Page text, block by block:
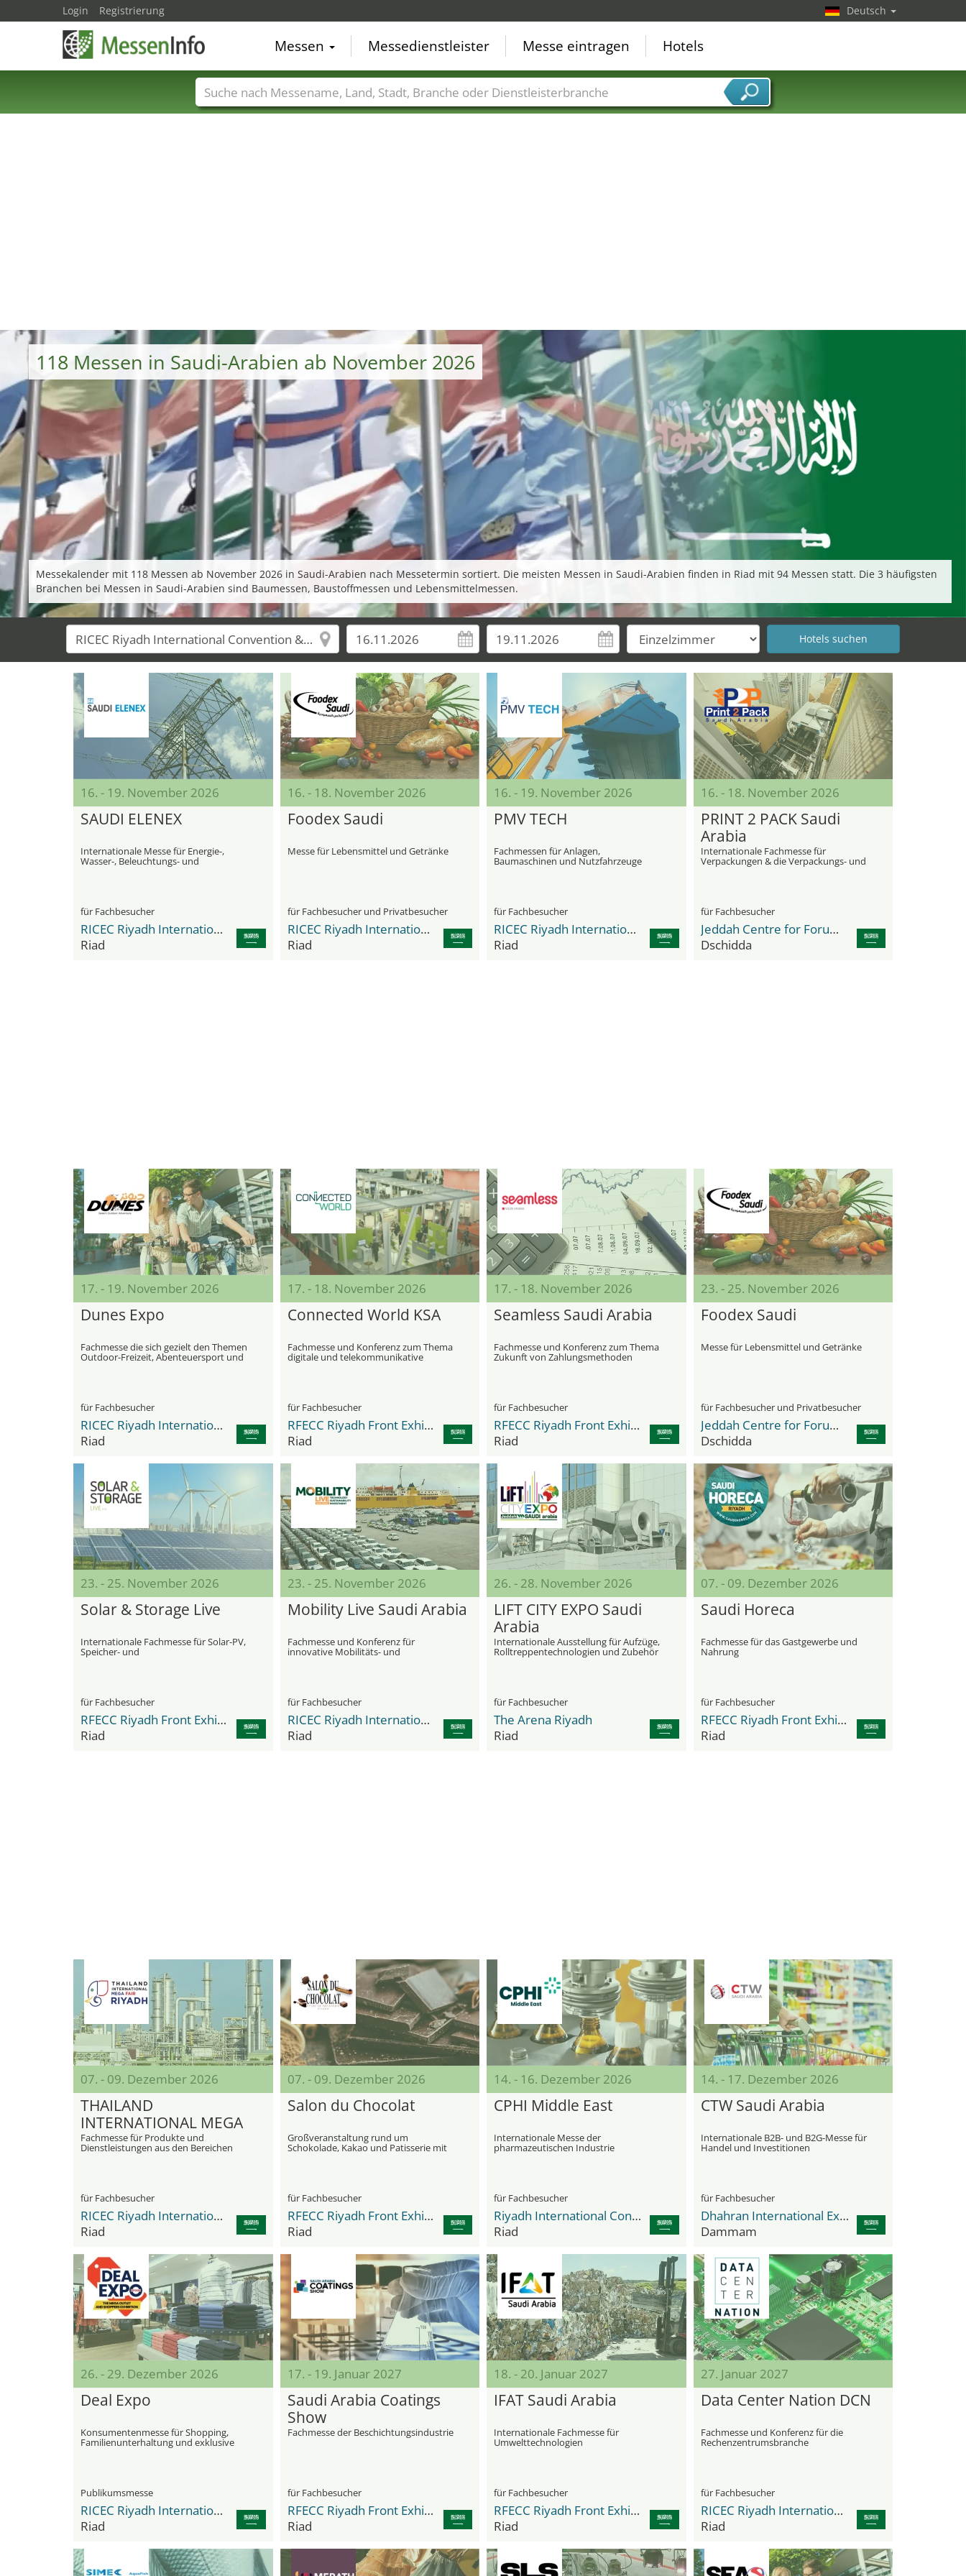
118 Messen in Saudi-Arabien ab November 2026
Messekalender mit 118 Messen ab November 2026 in Saudi-Arabien nach Messetermin sortiert. Die meisten Messen in Saudi-Arabien finden in Riad mit 94 Messen statt. Die 3 häufigsten
Branchen bei Messen in Saudi-Arabien sind Baumessen, Baustoffmessen und Lebensmittelmessen.
16. - 19. November 2026
SAUDI ELENEX
Internationale Messe für Energie-,
Wasser-, Beleuchtungs- und
Klimaanlagentechnologien
für Fachbesucher
RICEC Riyadh International Convention & Exhibition Center
Riad
16. - 18. November 2026
Foodex Saudi
Messe für Lebensmittel und Getränke
für Fachbesucher und Privatbesucher
RICEC Riyadh International Convention & Exhibition Center
Riad
16. - 19. November 2026
PMV TECH
Fachmessen für Anlagen,
Baumaschinen und Nutzfahrzeuge
für Fachbesucher
RICEC Riyadh International Convention & Exhibition Center
Riad
16. - 18. November 2026
PRINT 2 PACK Saudi
Arabia
Internationale Fachmesse für
Verpackungen & die Verpackungs- und
Druckindustrie
für Fachbesucher
Jeddah Centre for Forums & Events
Dschidda
17. - 19. November 2026
Dunes Expo
Fachmesse die sich gezielt den Themen
Outdoor-Freizeit, Abenteuersport und
für Fachbesucher
RICEC Riyadh International Convention & Exhibition Center
Riad
17. - 18. November 2026
Connected World KSA
Fachmesse und Konferenz zum Thema
digitale und telekommunikative
Infrastruktur
für Fachbesucher
RFECC Riyadh Front Exhibition & Conference Center
Riad
17. - 18. November 2026
Seamless Saudi Arabia
Fachmesse und Konferenz zum Thema
Zukunft von Zahlungsmethoden
Fintech und E-Commerce
für Fachbesucher
RFECC Riyadh Front Exhibition & Conference Center
Riad
23. - 25. November 2026
Foodex Saudi
Messe für Lebensmittel und Getränke
für Fachbesucher und Privatbesucher
Jeddah Centre for Forums & Events
Dschidda
23. - 25. November 2026
Solar & Storage Live
Internationale Fachmesse für Solar-PV,
Speicher- und
Komplementärtechnologien
für Fachbesucher
RFECC Riyadh Front Exhibition & Conference Center
Riad
23. - 25. November 2026
Mobility Live Saudi Arabia
Fachmesse und Konferenz für
innovative Mobilitäts- und
für Fachbesucher
RICEC Riyadh International Convention & Exhibition Center
Riad
26. - 28. November 2026
LIFT CITY EXPO Saudi
Arabia
Internationale Ausstellung für Aufzüge,
Rolltreppentechnologien und Zubehör
für Fachbesucher
The Arena Riyadh
Riad
07. - 09. Dezember 2026
Saudi Horeca
Fachmesse für das Gastgewerbe und
Nahrung
für Fachbesucher
RFECC Riyadh Front Exhibition & Conference Center
Riad
07. - 09. Dezember 2026
THAILAND
INTERNATIONAL MEGA
FAIR
Fachmesse für Produkte und
Dienstleistungen aus den Bereichen
Agrar, Energie, Robotik, Bautechnik,
für Fachbesucher
RICEC Riyadh International Convention & Exhibition Center
Riad
07. - 09. Dezember 2026
Salon du Chocolat
Großveranstaltung rund um
Schokolade, Kakao und Patisserie mit
für Fachbesucher
RFECC Riyadh Front Exhibition & Conference Center
Riad
14. - 16. Dezember 2026
CPHI Middle East
Internationale Messe der
pharmazeutischen Industrie
für Fachbesucher
Riyadh International Convention & Exhibition Center Malham
Riad
14. - 17. Dezember 2026
CTW Saudi Arabia
Internationale B2B- und B2G-Messe für
Handel und Investitionen
für Fachbesucher
Dhahran International Exhibitions Center
Dammam
26. - 29. Dezember 2026
Deal Expo
Konsumentenmesse für Shopping,
Familienunterhaltung und exklusive
Publikumsmesse
RICEC Riyadh International Convention & Exhibition Center
Riad
17. - 19. Januar 2027
Saudi Arabia Coatings
Show
Fachmesse der Beschichtungsindustrie
für Fachbesucher
RFECC Riyadh Front Exhibition & Conference Center
Riad
18. - 20. Januar 2027
IFAT Saudi Arabia
Internationale Fachmesse für
Umwelttechnologien
für Fachbesucher
RFECC Riyadh Front Exhibition & Conference Center
Riad
27. Januar 2027
Data Center Nation DCN
Fachmesse und Konferenz für die
Rechenzentrumsbranche
für Fachbesucher
RICEC Riyadh International Convention & Exhibition Center
Riad
Login Registrierung Deutsch
Messen Messedienstleister Messe eintragen Hotels
Messenamen Länder Städte Branchen Dienstleisterbranchen